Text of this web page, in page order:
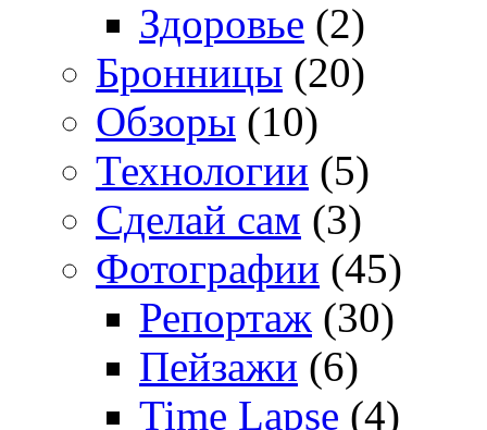
Здоровье (2)
Бронницы (20)
Обзоры (10)
Технологии (5)
Сделай сам (3)
Фотографии (45)
Репортаж (30)
Пейзажи (6)
Time Lapse (4)